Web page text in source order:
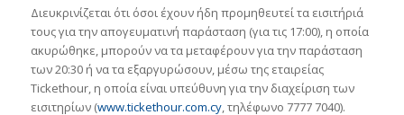
Διευκρινίζεται ότι όσοι έχουν ήδη προμηθευτεί τα εισιτήριά
τους για την απογευματινή παράσταση (για τις 17:00), η οποία
ακυρώθηκε, μπορούν να τα μεταφέρουν για την παράσταση
των 20:30 ή να τα εξαργυρώσουν, μέσω της εταιρείας
Tickethour, η οποία είναι υπεύθυνη για την διαχείριση των
εισιτηρίων (www.tickethour.com.cy, τηλέφωνο 7777 7040).